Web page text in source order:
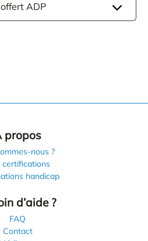
ADP
propos
nous ?
certifications
handicap
d’aide ?
FAQ
Contact